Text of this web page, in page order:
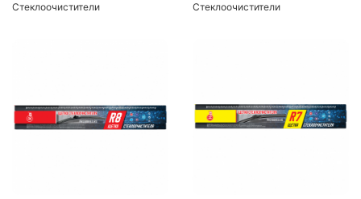
Стеклоочистители Стеклоочистители